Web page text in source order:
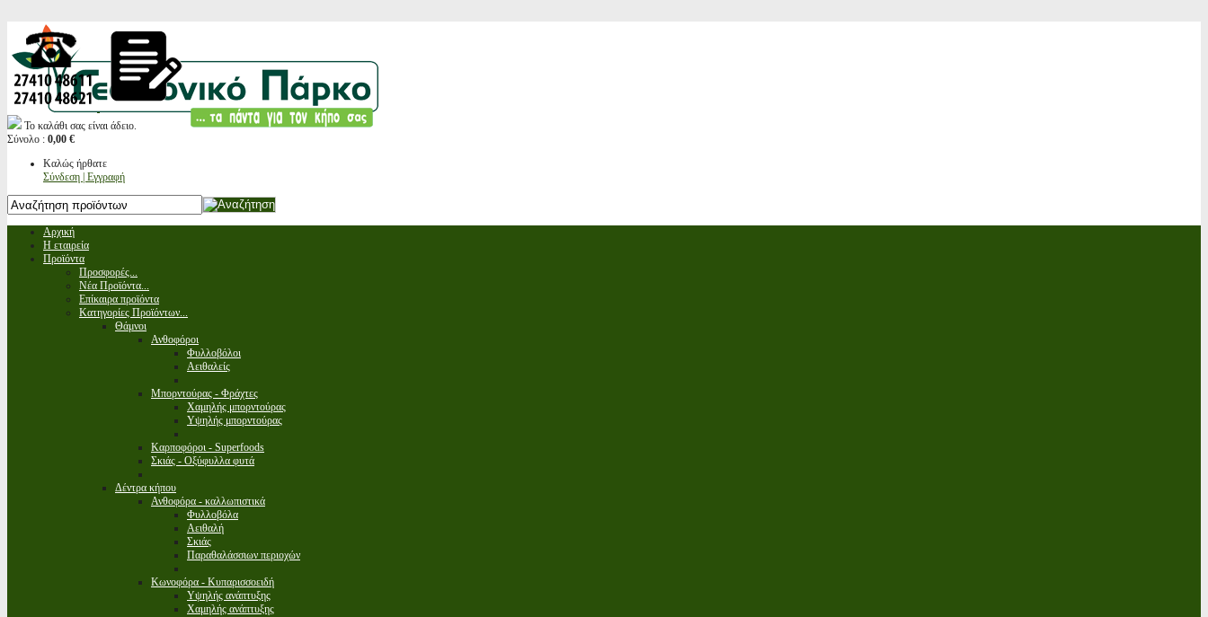
Το καλάθι σας είναι άδειο.
Σύνολο : 0,00 €
Καλώς ήρθατε
Σύνδεση | Εγγραφή
Αρχική
Η εταιρεία
Προϊόντα
Προσφορές...
Νέα Προϊόντα...
Επίκαιρα προϊόντα
Κατηγορίες Προϊόντων...
Θάμνοι
Ανθοφόροι
Φυλλοβόλοι
Αειθαλείς
Μπορντούρας - Φράχτες
Χαμηλής μπορντούρας
Υψηλής μπορντούρας
Καρποφόροι - Superfoods
Σκιάς - Οξύφυλλα φυτά
Δέντρα κήπου
Ανθοφόρα - καλλωπιστικά
Φυλλοβόλα
Αειθαλή
Σκιάς
Παραθαλάσσιων περιοχών
Κωνοφόρα - Κυπαρισσοειδή
Υψηλής ανάπτυξης
Χαμηλής ανάπτυξης